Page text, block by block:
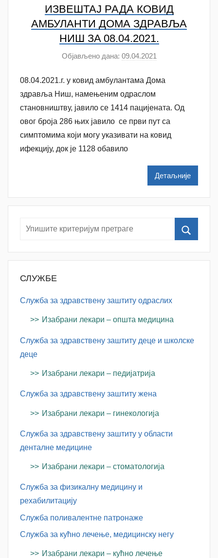
t
a
n
o
c
ИЗВЕШТАЈ РАДА КОВИД
АМБУЛАНTИ ДОМА ЗДРАВЉА
НИШ ЗA 08.04.2021.
Објављено дана: 09.04.2021
т
р
N
a
Š
u
o
c
08.04.2021.г. у ковид амбулантама Дома
здравља Ниш, намењеним одраслом
становништву, јавило се 1414 пацијената. Од
овог броја 286 њих јавило се први пут са
симптомима који могу указивати на ковид
ифекцију, док је 1128 обавило
Детаљније
СЛУЖБЕ
Служба за здравствену заштиту одраслих
Изабрани лекари – општа медицина
Служба за здравствену заштиту деце и школске
деце
Изабрани лекари – педијатрија
Служба за здравствену заштиту жена
Изабрани лекари – гинекологија
Служба за здравствену заштиту у области
денталне медицине
Изабрани лекари – стоматологија
Служба за физикалну медицину и
рехабилитацију
Служба поливалентне патронаже
Служба за кућно лечење, медицинску негу
Изабрани лекари – кућно лечење